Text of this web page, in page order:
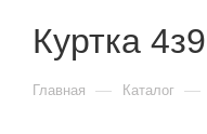
Куртка
Главная — Каталог —